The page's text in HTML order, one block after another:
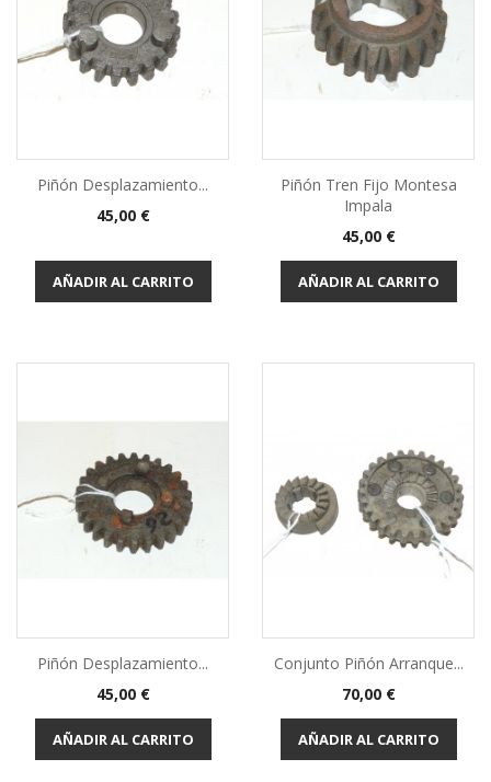
Piñón Desplazamiento...
Precio
45,00 €
AÑADIR AL CARRITO
Piñón Tren Fijo Montesa
Impala
Precio
45,00 €
AÑADIR AL CARRITO
Piñón Desplazamiento...
Precio
45,00 €
AÑADIR AL CARRITO
Conjunto Piñón Arranque...
Precio
70,00 €
AÑADIR AL CARRITO